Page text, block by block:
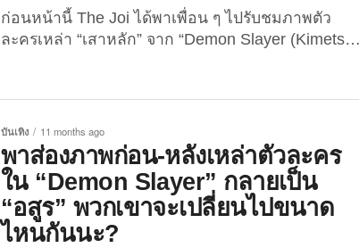
แบบใหม่แบบสับโดยได้แรงบันดาลใจมาจากตัวละครใน
“Demon Slayer”...
ก่อนหน้านี้ The Joi ได้พาเพื่อน ๆ ไปรับชมภาพตัว
ละครเหล่า “เสาหลัก” จาก “Demon Slayer (Kimetsu
“อสูร” เองก็ไม่น้อยหน้า เพราะเมื่อวันที่ 3 กันยายน...
บันเทิง 11 months ago
พาส่องภาพก่อน-หลังเหล่าตัวละคร
ใน “Demon Slayer” กลายเป็น
“อสูร” พวกเขาจะเปลี่ยนไปขนาด
ไหนกันนะ?